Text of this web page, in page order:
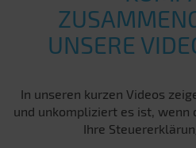
UNSERE
In unseren kurzen Videos
und unkompliziert es ist, wenn
Ihre